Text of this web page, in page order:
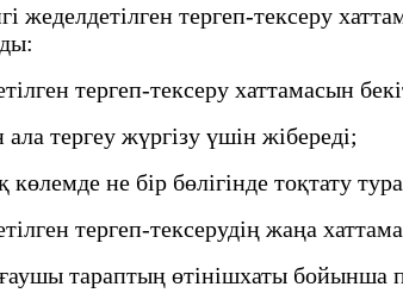
жеделдетілген тергеп-тексеру
тергеп-тексеру хаттамасын
тергеу жүргізу үшін жібереді;
не бір бөлігінде тоқтату
тергеп-тексерудің жаңа
тараптың өтінішхаты бойынша